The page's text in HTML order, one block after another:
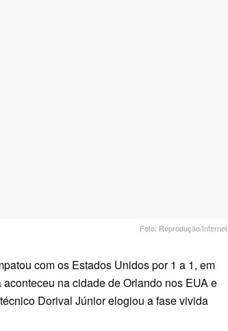
Foto: Reprodução/Internet
com os Estados Unidos por 1 a 1, em
na cidade de Orlando nos EUA e
Dorival Júnior elogiou a fase vivida